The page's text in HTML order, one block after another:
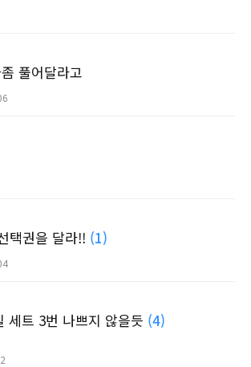
풀어달라고
택권을 달라!! (1)
세트 3번 나쁘지 않을듯 (4)